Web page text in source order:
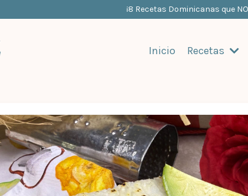
¡8 Recetas Dominicanas que
Inicio Recetas